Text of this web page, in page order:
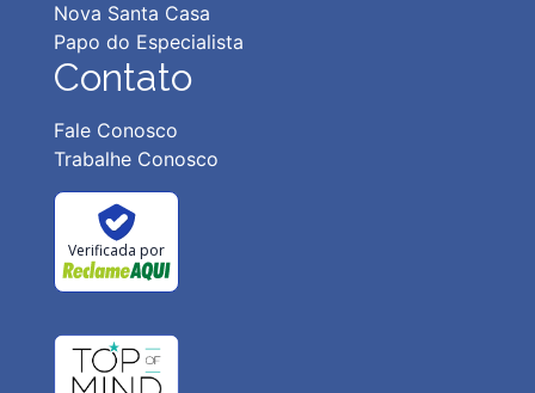
Nova Santa Casa
Papo do Especialista
Contato
Fale Conosco
Trabalhe Conosco
Verificada por